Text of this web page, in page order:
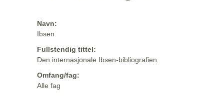
Navn:
Ibsen
Fullstendig tittel:
Den internasjonale Ibsen-bibliografien
Omfang/fag:
Alle fag